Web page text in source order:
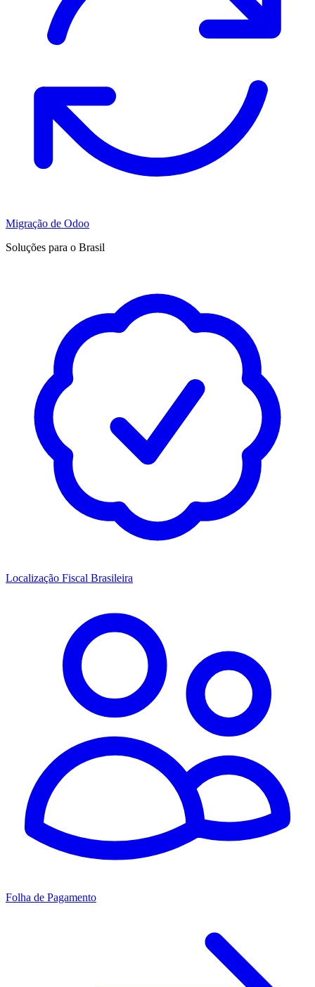
Migração de Odoo
Soluções para o Brasil
Localização Fiscal Brasileira
Folha de Pagamento